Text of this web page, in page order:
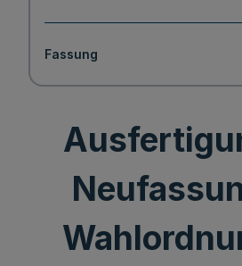
Fassung